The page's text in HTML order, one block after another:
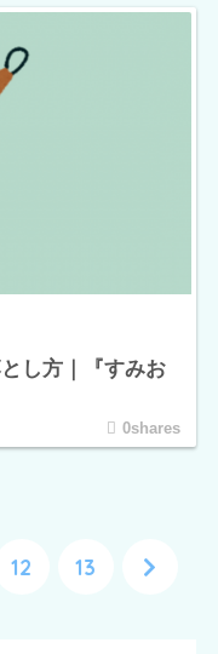
し方｜『すみお
0shares
12 13